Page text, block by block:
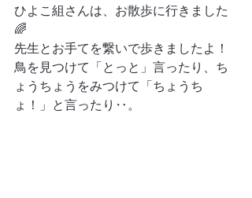
ひよこ組さんは、お散歩に行きました
🌈
先生とお手てを繋いで歩きましたよ！
鳥を見つけて「とっと」言ったり、ち
ょうちょうをみつけて「ちょうち
ょ！」と言ったり‥。